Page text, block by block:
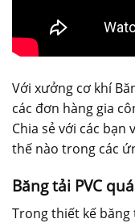
Với xưởng cơ khí
các đơn hàng gia
Chia sẻ với các bạn
thế nào trong các
Băng tải PVC
Trong thiết kế